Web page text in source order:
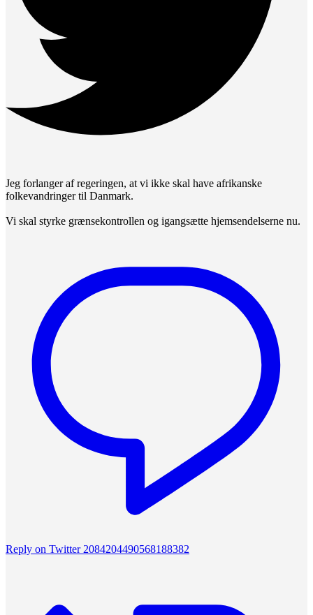
Jeg forlanger af regeringen, at vi ikke skal have afrikanske
folkevandringer til Danmark.
Vi skal styrke grænsekontrollen og igangsætte hjemsendelserne nu.
Reply on Twitter 2084204490568188382